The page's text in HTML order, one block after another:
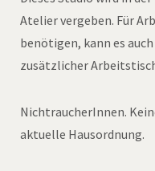
Atelier vergeben. Für
benötigen, kann es
zusätzlicher
NichtraucherInnen.
aktuelle Hausordnung.